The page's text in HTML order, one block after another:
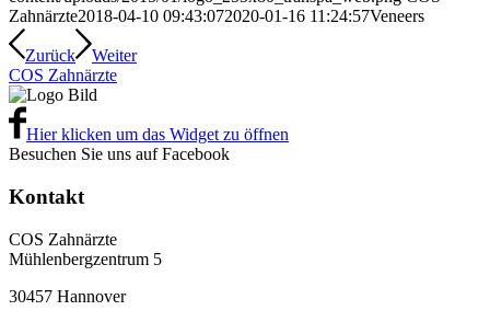
Zahnärzte2018-04-10 09:43:072020-01-16 11:24:57Veneers
Zurück
Weiter
COS Zahnärzte
Hier klicken um das Widget zu öffnen
Besuchen Sie uns auf Facebook
Kontakt
COS Zahnärzte
Mühlenbergzentrum 5
30457 Hannover